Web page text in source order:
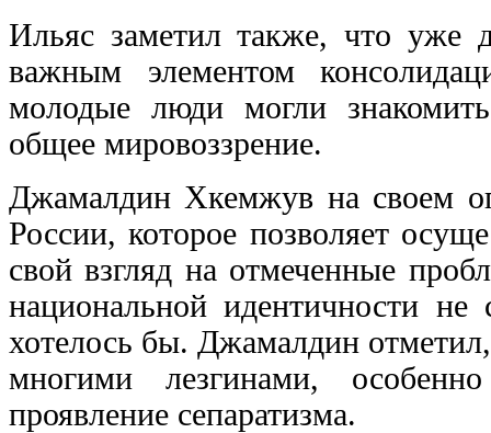
Ильяс заметил также, что уже
важным элементом
молодые люди могли
общее мировоззрение.
Джамалдин Хкемжув на своем
России, которое позволяет
свой взгляд на отмеченные
национальной идентичности
хотелось бы. Джамалдин отметил,
многими лезгинами,
проявление сепаратизма.